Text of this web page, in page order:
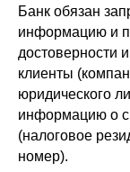
Банк обязан
информацию и
достоверности
клиенты
юридического
информацию о
(налоговое
номер).